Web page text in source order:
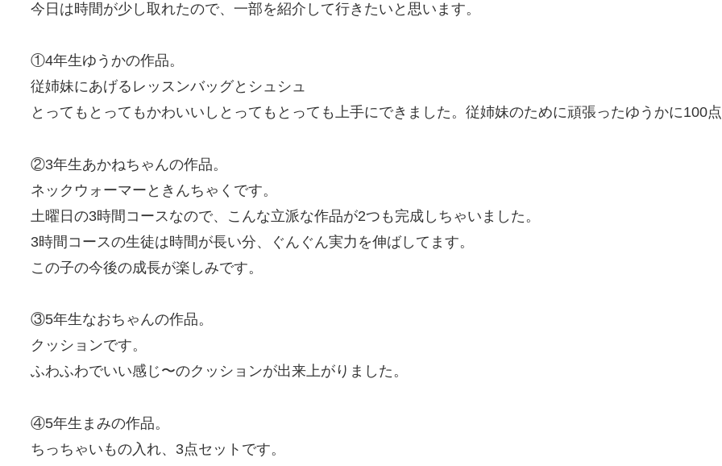
今日は時間が少し取れたので、一部を紹介して行きたいと思います。
①4年生ゆうかの作品。
従姉妹にあげるレッスンバッグとシュシュ
とってもとってもかわいいしとってもとっても上手にできました。従姉妹のために頑張ったゆうかに100
②3年生あかねちゃんの作品。
ネックウォーマーときんちゃくです。
土曜日の3時間コースなので、こんな立派な作品が2つも完成しちゃいました。
3時間コースの生徒は時間が長い分、ぐんぐん実力を伸ばしてます。
この子の今後の成長が楽しみです。
③5年生なおちゃんの作品。
クッションです。
ふわふわでいい感じ〜のクッションが出来上がりました。
④5年生まみの作品。
ちっちゃいもの入れ、3点セットです。